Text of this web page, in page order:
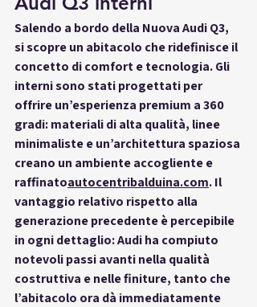
Salendo a bordo della Nuova Audi Q3,
si scopre un abitacolo che ridefinisce il
concetto di comfort e tecnologia. Gli
interni sono stati progettati per
offrire un’esperienza premium a 360
gradi: materiali di alta qualità, linee
minimaliste e un’architettura spaziosa
creano un ambiente accogliente e
raffinatoautocentribalduina.com. Il
vantaggio relativo rispetto alla
generazione precedente è percepibile
in ogni dettaglio: Audi ha compiuto
notevoli passi avanti nella qualità
costruttiva e nelle finiture, tanto che
l’abitacolo ora dà immediatamente